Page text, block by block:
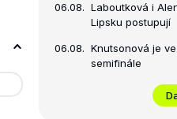
06.08. Laboutková i
Lipsku postupují
06.08. Knutsonová je
semifinále